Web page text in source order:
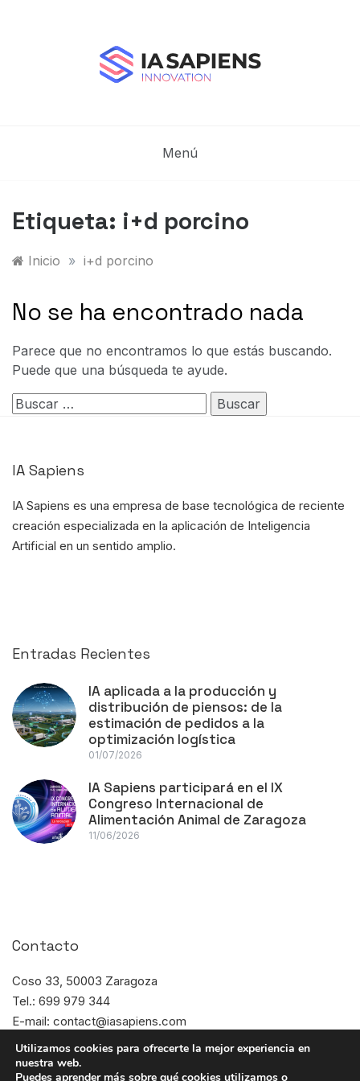
Menú
Etiqueta: i+d porcino
Inicio » i+d porcino
No se ha encontrado nada
Parece que no encontramos lo que estás buscando.
Puede que una búsqueda te ayude.
Buscar:
IA Sapiens
IA Sapiens es una empresa de base tecnológica de reciente
creación especializada en la aplicación de Inteligencia
Artificial en un sentido amplio.
Entradas Recientes
IA aplicada a la producción y
distribución de piensos: de la
estimación de pedidos a la
optimización logística
01/07/2026
IA Sapiens participará en el IX
Congreso Internacional de
Alimentación Animal de Zaragoza
11/06/2026
Contacto
Coso 33, 50003 Zaragoza
Tel.: 699 979 344
E-mail: contact@iasapiens.com
Horario: L-J de 8:00 a 17:00
Utilizamos cookies para ofrecerte la mejor experiencia en
nuestra web.
Puedes aprender más sobre qué cookies utilizamos o